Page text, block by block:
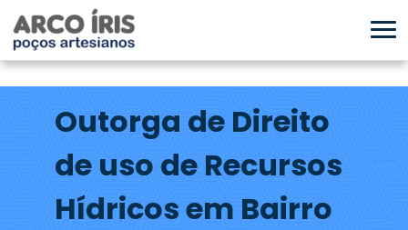
Outorga de Direito
de uso de Recursos
Hídricos em Bairro